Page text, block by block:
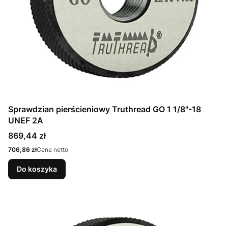
Sprawdzian pierścieniowy Truthread GO 1 1/8"-18
UNEF 2A
Cena
869,44 zł
Cena
706,86 złCena netto
Do koszyka